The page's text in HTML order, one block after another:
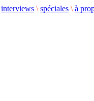
interviews \ spéciales \ à